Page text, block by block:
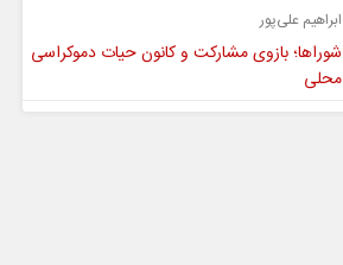
ابراهیم علی‌پور
شوراها؛ بازوی مشارکت و کانون حیات دموکراسی
محلی